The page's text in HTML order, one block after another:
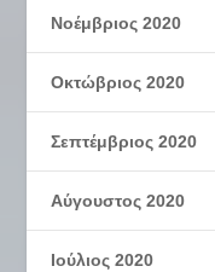
Νοέμβριος 2020
Οκτώβριος 2020
Σεπτέμβριος 2020
Αύγουστος 2020
Ιούλιος 2020